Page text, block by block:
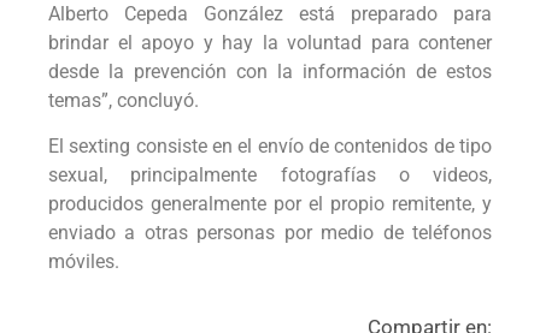
Alberto Cepeda González está preparado para
brindar el apoyo y hay la voluntad para contener
desde la prevención con la información de estos
temas”, concluyó.
El sexting consiste en el envío de contenidos de tipo
sexual, principalmente fotografías o videos,
producidos generalmente por el propio remitente, y
enviado a otras personas por medio de teléfonos
móviles.
Compartir en: